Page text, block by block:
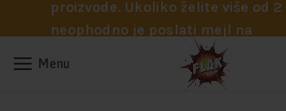
proizvode. Ukoliko želite više od
neophodno je poslati mejl na
info@flakhobby.com sa
proizvoda. Svakako nas možete
Menu